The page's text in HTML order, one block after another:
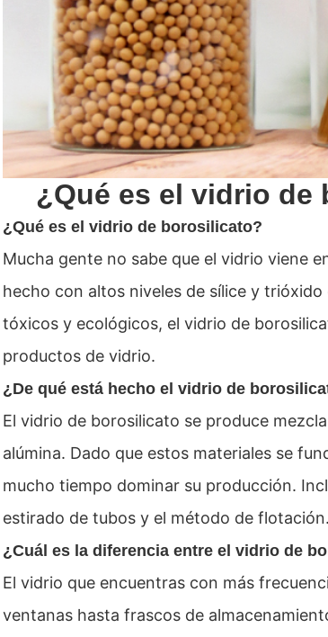
¿Qué es el vidrio
¿Qué es el vidrio de borosilicato?
Mucha gente no sabe que el vidrio viene
hecho con altos niveles de sílice y
tóxicos y ecológicos, el vidrio de
productos de vidrio.
¿De qué está hecho el vidrio de
El vidrio de borosilicato se produce
alúmina. Dado que estos materiales se
mucho tiempo dominar su producción.
estirado de tubos y el método de flotación.
¿Cuál es la diferencia entre el vidrio de
El vidrio que encuentras con más
ventanas hasta frascos de